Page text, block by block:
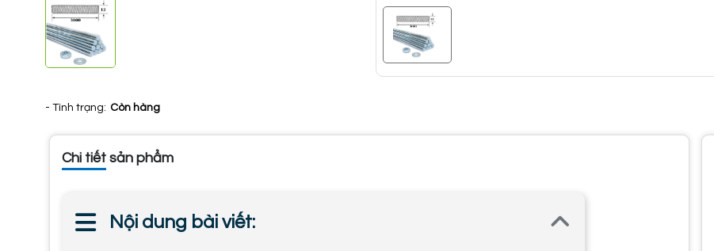
- Tình trạng: Còn hàng
Chi tiết sản phẩm
Nội dung bài viết: